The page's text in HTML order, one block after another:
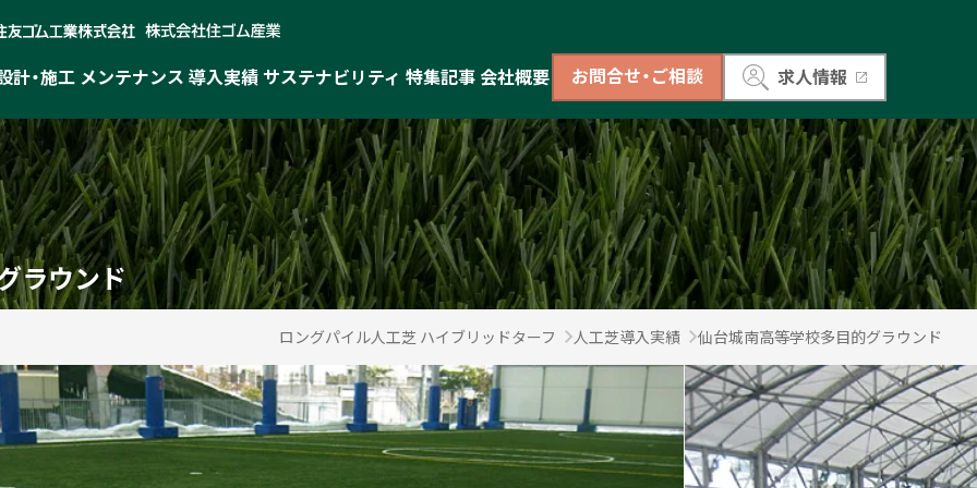
計・施工 メンテナンス 導入実績 サステナビリティ 特集記事 会社概要 お問合せ・ご相談 求人情報
ラウンド
ロングパイル人工芝 ハイブリッドターフ 人工芝導入実績 仙台城南高等学校多目的グラウンド